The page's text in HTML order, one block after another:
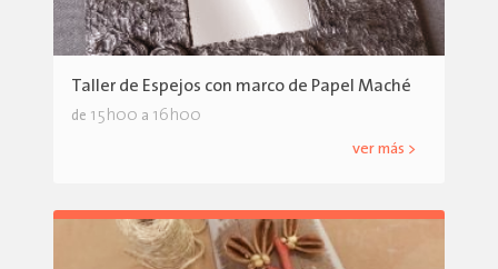
Taller de Espejos con marco de Papel Maché
de 15h00 a 16h00
ver más >